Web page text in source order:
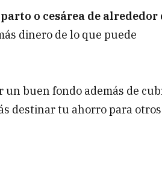
o cesárea de alrededor
dinero de lo que puede
un buen fondo además de
destinar tu ahorro para otros